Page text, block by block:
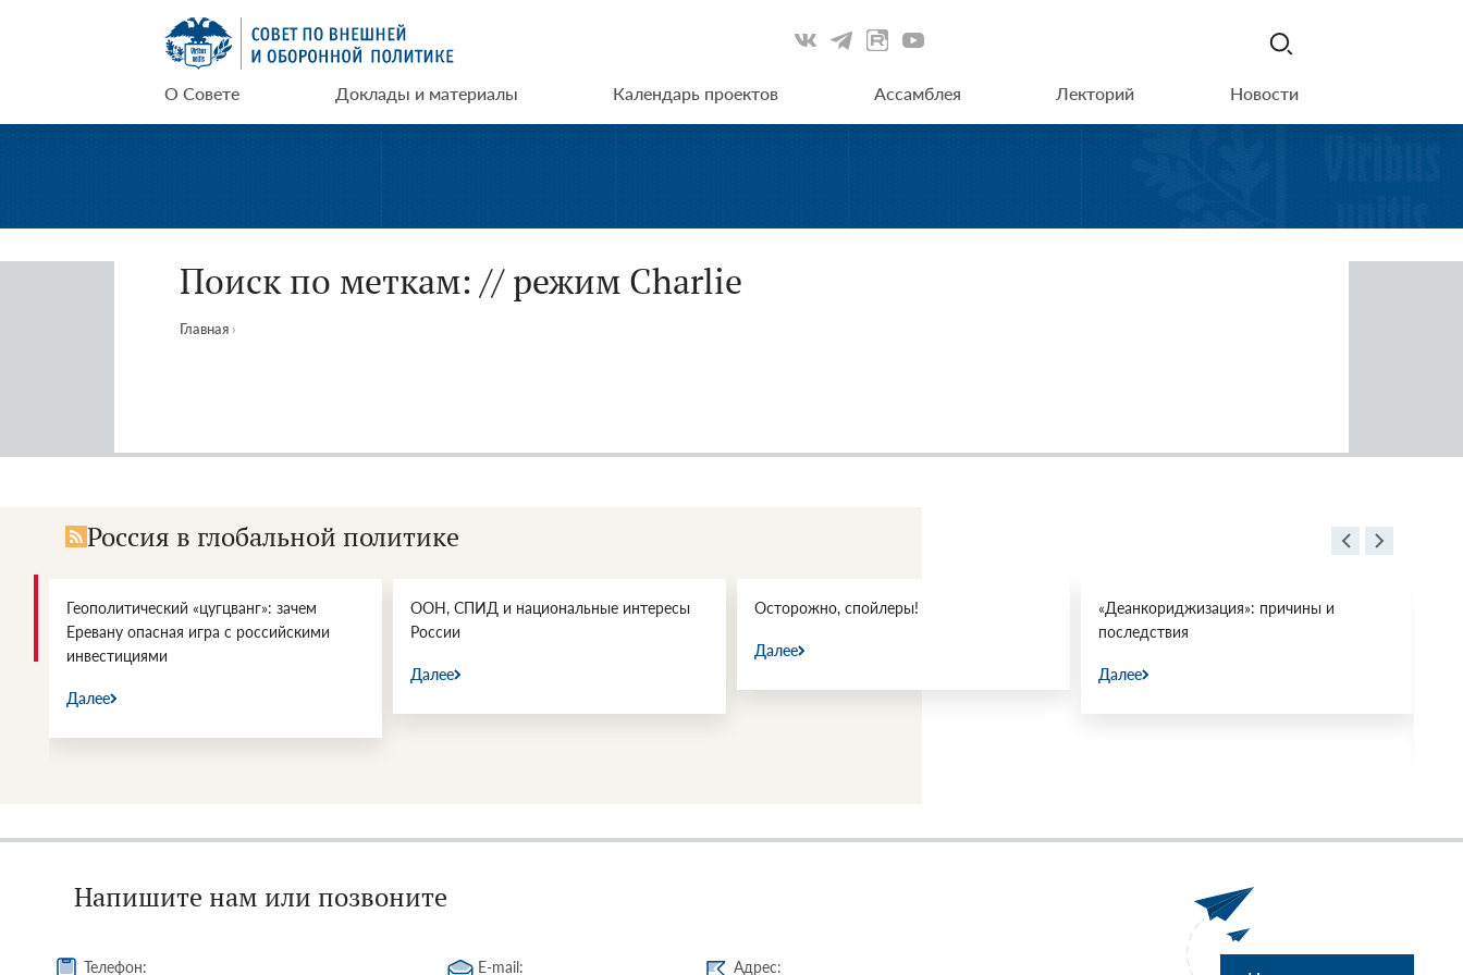
СВОП
О Совете Доклады и материалы Календарь проектов Ассамблея Лекторий Новости
Поиск по меткам: // режим Charlie
Главная ›
Россия в глобальной политике
Геополитический «цугцванг»: зачем
Еревану опасная игра с российскими
инвестициями
Далее
ООН, СПИД и национальные интересы
России
Далее
Осторожно, спойлеры!
Далее
«Деанкориджизация»: причины и
последствия
Далее
Напишите нам или позвоните
Телефон: E-mail: Адрес: